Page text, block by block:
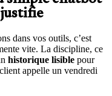
dans vos outils, c’est
vite. La discipline, ce
historique lisible pour
appelle un vendredi